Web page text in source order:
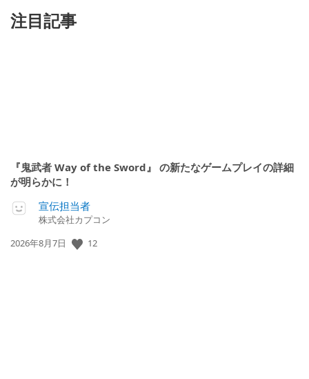
注目記事
『鬼武者 Way of the Sword』 の新たなゲームプレイの詳細
が明らかに！
宣伝担当者
株式会社カプコン
公
2026年8月7日 12